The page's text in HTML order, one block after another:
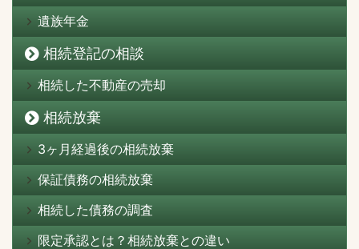
遺族年金
相続登記の相談
相続した不動産の売却
相続放棄
3ヶ月経過後の相続放棄
保証債務の相続放棄
相続した債務の調査
限定承認とは？相続放棄との違い